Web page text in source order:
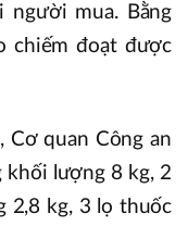
người mua. Bằng
chiếm đoạt được
Cơ quan Công an
khối lượng 8 kg, 2
2,8 kg, 3 lọ thuốc